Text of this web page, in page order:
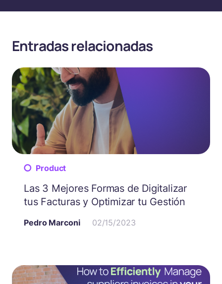
Entradas relacionadas
Product
Las 3 Mejores Formas de Digitalizar
tus Facturas y Optimizar tu Gestión
Pedro Marconi 02/15/2023